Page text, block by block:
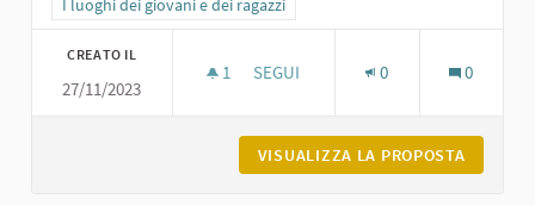
CREATO IL
27/11/2023
1 1 SOSTENITORI
SEGUI 0 0
VISUALIZZA LA PROPOSTA